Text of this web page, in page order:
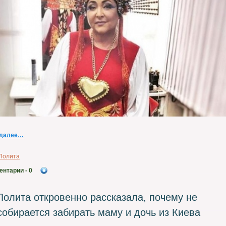
- 0
откровенно рассказала, почему не
забирать маму и дочь из Киева